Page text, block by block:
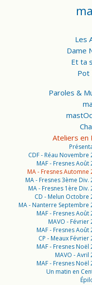
Les
Dame
Et ta
Pot
Paroles &
Ateliers en
CDF - Réau Novembre
MAF - Fresnes Août
MA - Fresnes Automne
MA - Fresnes 3ème Div.
MA - Fresnes 1ère Div.
CD - Melun Octobre
MA - Nanterre Septembre
MAF - Fresnes Août
MAVO - Février
MAF - Fresnes Août
CP - Meaux Février
MAF - Fresnes Noël
MAVO - Avril
MAF - Fresnes Noël
Un matin en